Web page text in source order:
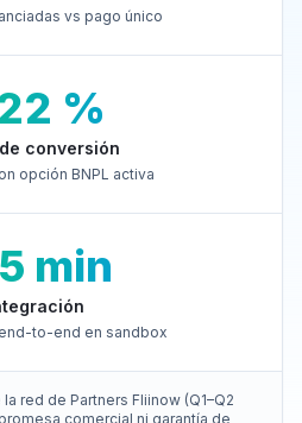
vs pago único
%
conversión
opción BNPL activa
min
to-end en sandbox
red de Partners Fliinow (Q1–Q2
comercial ni garantía de